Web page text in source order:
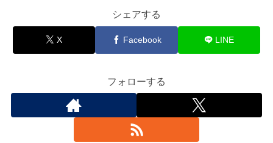
シェアする
X Facebook LINE
フォローする